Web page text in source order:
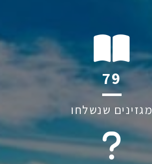
122
מגזינים שנשלחו